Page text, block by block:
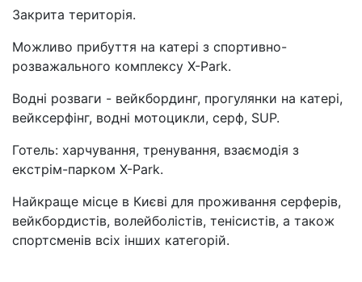
Закрита територія.
Можливо прибуття на катері з спортивно-
розважального комплексу X-Park.
Водні розваги - вейкбординг, прогулянки на катері,
вейксерфінг, водні мотоцикли, серф, SUP.
Готель: харчування, тренування, взаємодія з
екстрім-парком X-Park.
Найкраще місце в Києві для проживання серферів,
вейкбордистів, волейболістів, тенісистів, а також
спортсменів всіх інших категорій.